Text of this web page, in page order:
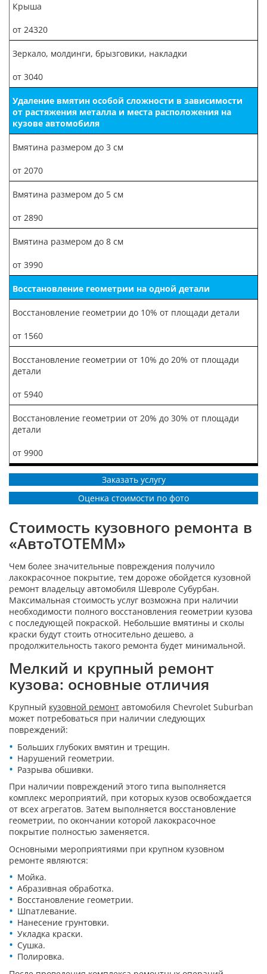
Крыша
от 24320
Зеркало, молдинги, брызговики, накладки
от 3040
Удаление вмятин особой сложности в зависимости
от растяжения металла и места расположения на
кузове автомобиля
Вмятина размером до 3 см
от 2070
Вмятина размером до 5 см
от 2890
Вмятина размером до 8 см
от 3990
Восстановление геометрии на одной детали
Восстановление геометрии до 10% от площади детали
от 1560
Восстановление геометрии от 10% до 20% от площади
детали
от 5940
Восстановление геометрии от 20% до 30% от площади
детали
от 9900
Заказать услугу
Оценка стоимости по фото
Стоимость кузовного ремонта в
«АвтоТОТЕММ»
Чем более значительные повреждения получило
лакокрасочное покрытие, тем дороже обойдется кузовной
ремонт владельцу автомобиля Шевроле Субурбан.
Максимальная стоимость услуг возможна при наличии
необходимости полного восстановления геометрии кузова
с последующей покраской. Небольшие вмятины и сколы
краски будут стоить относительно дешево, а
продолжительность такого ремонта будет минимальной.
Мелкий и крупный ремонт
кузова: основные отличия
Крупный кузовной ремонт автомобиля Chevrolet Suburban
может потребоваться при наличии следующих
повреждений:
Больших глубоких вмятин и трещин.
Нарушений геометрии.
Разрыва обшивки.
При наличии повреждений этого типа выполняется
комплекс мероприятий, при которых кузов освобождается
от всех агрегатов. Затем выполняется восстановление
геометрии, по окончании которой лакокрасочное
покрытие полностью заменяется.
Основными мероприятиями при крупном кузовном
ремонте являются:
Мойка.
Абразивная обработка.
Восстановление геометрии.
Шпатлевание.
Нанесение грунтовки.
Укладка краски.
Сушка.
Полировка.